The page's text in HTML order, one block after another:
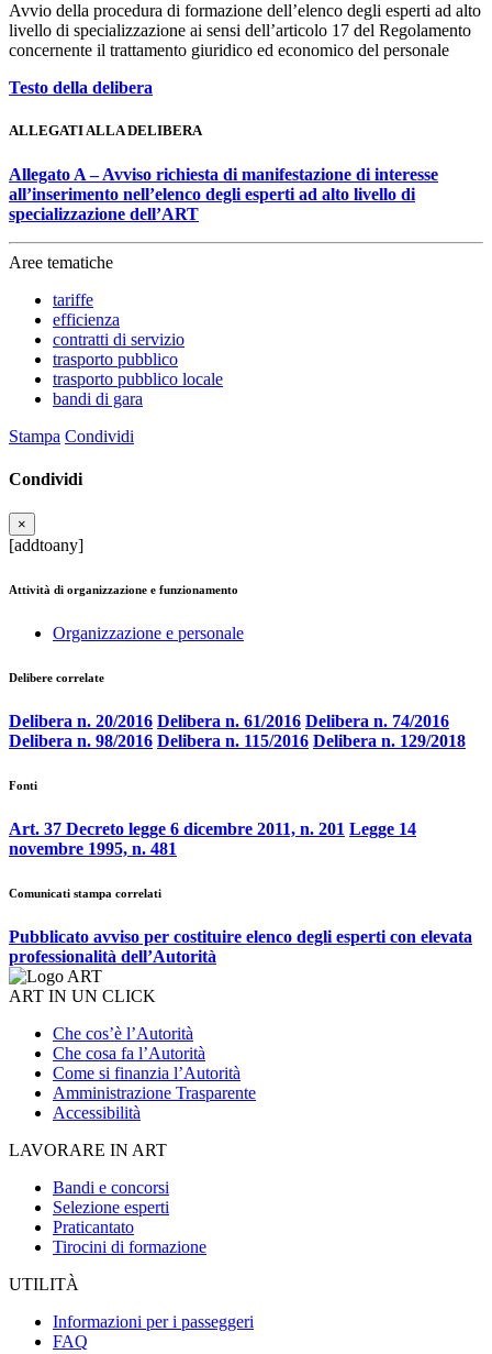
Avvio della procedura di formazione dell’elenco degli esperti ad alto
livello di specializzazione ai sensi dell’articolo 17 del Regolamento
concernente il trattamento giuridico ed economico del personale
Testo della delibera
ALLEGATI ALLA DELIBERA
Allegato A – Avviso richiesta di manifestazione di interesse
all’inserimento nell’elenco degli esperti ad alto livello di
specializzazione dell’ART
Aree tematiche
tariffe
efficienza
contratti di servizio
trasporto pubblico
trasporto pubblico locale
bandi di gara
Stampa Condividi
Condividi
×
[addtoany]
Attività di organizzazione e funzionamento
Organizzazione e personale
Delibere correlate
Delibera n. 20/2016 Delibera n. 61/2016 Delibera n. 74/2016
Delibera n. 98/2016 Delibera n. 115/2016 Delibera n. 129/2018
Fonti
Art. 37 Decreto legge 6 dicembre 2011, n. 201 Legge 14
novembre 1995, n. 481
Comunicati stampa correlati
Pubblicato avviso per costituire elenco degli esperti con elevata
professionalità dell’Autorità
ART IN UN CLICK
Che cos’è l’Autorità
Che cosa fa l’Autorità
Come si finanzia l’Autorità
Amministrazione Trasparente
Accessibilità
LAVORARE IN ART
Bandi e concorsi
Selezione esperti
Praticantato
Tirocini di formazione
UTILITÀ
Informazioni per i passeggeri
FAQ